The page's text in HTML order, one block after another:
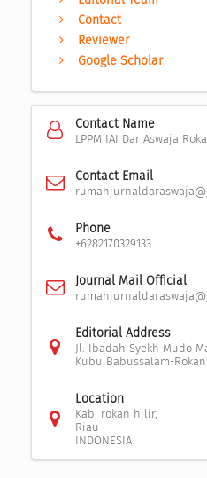
Contact
Reviewer
Google Scholar
Contact Name
LPPM IAI Dar Aswaja
Contact Email
Phone
+6282170329133
Journal Mail Official
Editorial Address
Jl. Ibadah Syekh Mudo
Kubu Babussalam-
Location
Kab. rokan hilir,
Riau
INDONESIA